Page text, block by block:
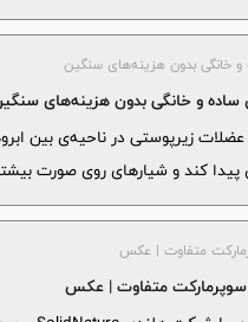
خانگی بدون هزینه‌های سنگین
و خانگی بدون هزینه‌های
زیرپوستی در ناحیه‌ی بین
کند و شیارهای روی صورت
متفاوت | عکس
متفاوت | عکس